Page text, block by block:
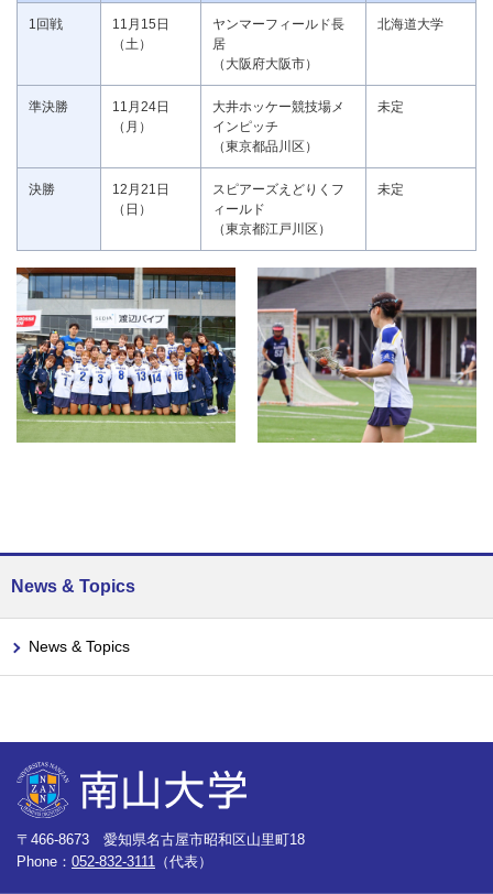
1回戦
11月15日
（土）
ヤンマーフィールド長
居
（大阪府大阪市）
北海道大学
準決勝
11月24日
（月）
大井ホッケー競技場メ
インピッチ
（東京都品川区）
未定
決勝
12月21日
（日）
スピアーズえどりくフ
ィールド
（東京都江戸川区）
未定
News & Topics
News & Topics
〒466-8673 愛知県名古屋市昭和区山里町18
Phone： 052-832-3111 （代表）